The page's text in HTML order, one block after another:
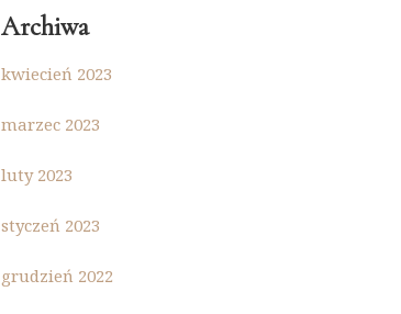
Archiwa
kwiecień 2023
marzec 2023
luty 2023
styczeń 2023
grudzień 2022